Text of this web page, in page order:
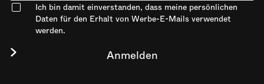
Ich bin damit einverstanden, dass meine persönlichen
Daten für den Erhalt von Werbe-E-Mails verwendet
werden.